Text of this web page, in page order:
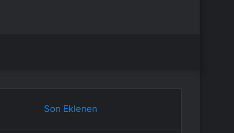
Son Eklenen